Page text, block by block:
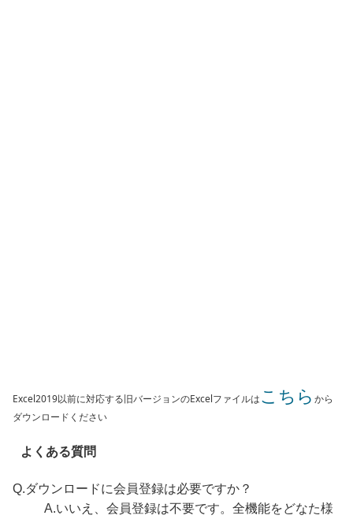
Excel2019以前に対応する旧バージョンのExcelファイルはこちら から
ダウンロードください
よくある質問
Q.ダウンロードに会員登録は必要ですか？
A.いいえ、会員登録は不要です。全機能をどなた様